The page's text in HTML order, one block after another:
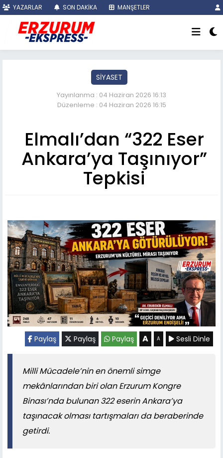
YAZARLAR SON DAKİKA MANŞETLER
SİYASET
Yayınlanma : 04 Haziran 2026 16:13
Düzenleme : 04 Haziran 2026 16:15
Elmalı’dan “322 Eser
Ankara’ya Taşınıyor”
Tepkisi
Paylaş Paylaş Paylaş A A Sesli Dinle
Milli Mücadele’nin en önemli simge
mekânlarından biri olan Erzurum Kongre
Binası’nda bulunan 322 eserin Ankara’ya
taşınacak olması tartışmaları da beraberinde
getirdi.